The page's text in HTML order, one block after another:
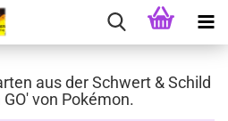
aus der Schwert & Schild
von Pokémon.